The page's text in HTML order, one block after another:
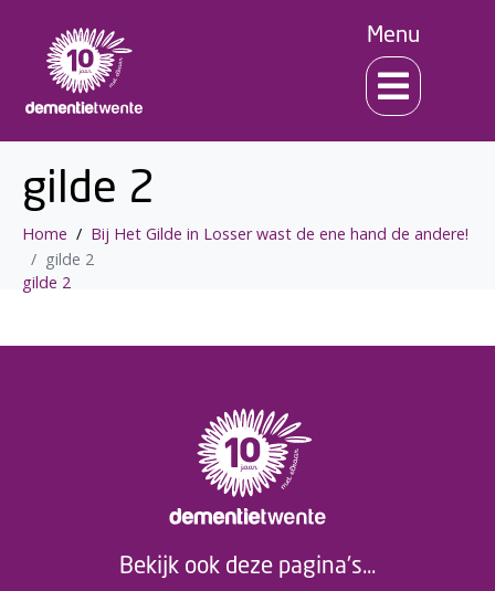
Menu
gilde 2
Home
Bij Het Gilde in Losser wast de ene hand de andere!
gilde 2
gilde 2
Bekijk ook deze pagina's...